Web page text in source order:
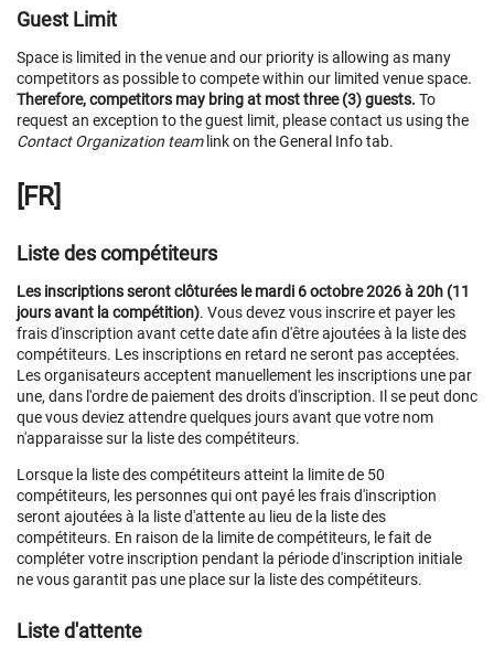
Guest Limit
Space is limited in the venue and our priority is allowing as many
competitors as possible to compete within our limited venue space.
Therefore, competitors may bring at most three (3) guests. To
request an exception to the guest limit, please contact us using the
Contact Organization teamlink on the General Info tab.
[FR]
Liste des compétiteurs
Les inscriptions seront clôturées le mardi 6 octobre 2026 à 20h (11
jours avant la compétition). Vous devez vous inscrire et payer les
frais d'inscription avant cette date afin d'être ajoutées à la liste des
compétiteurs. Les inscriptions en retard ne seront pas acceptées.
Les organisateurs acceptent manuellement les inscriptions une par
une, dans l'ordre de paiement des droits d'inscription. Il se peut donc
que vous deviez attendre quelques jours avant que votre nom
n'apparaisse sur la liste des compétiteurs.
Lorsque la liste des compétiteurs atteint la limite de 50
compétiteurs, les personnes qui ont payé les frais d'inscription
seront ajoutées à la liste d'attente au lieu de la liste des
compétiteurs. En raison de la limite de compétiteurs, le fait de
compléter votre inscription pendant la période d'inscription initiale
ne vous garantit pas une place sur la liste des compétiteurs.
Liste d'attente